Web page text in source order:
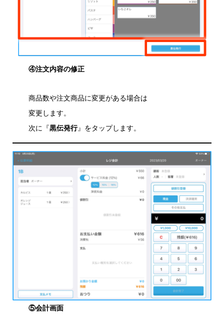
④注文内容の修正
商品数や注文商品に変更がある場合は
変更します。
次に『黒伝発行』をタップします。
⑤会計画面